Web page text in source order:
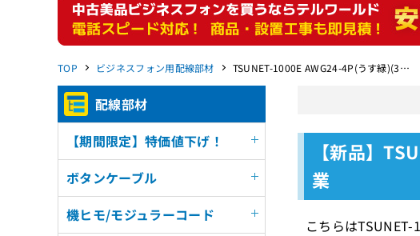
TOP ビジネスフォン用配線部材 TSUNET-1000E AWG24-4P(うす緑)(3…
【新品】
業
こちらは
配線部材
【期間限定】特価値下げ！
ボタンケーブル
機ヒモ/モジュラーコード